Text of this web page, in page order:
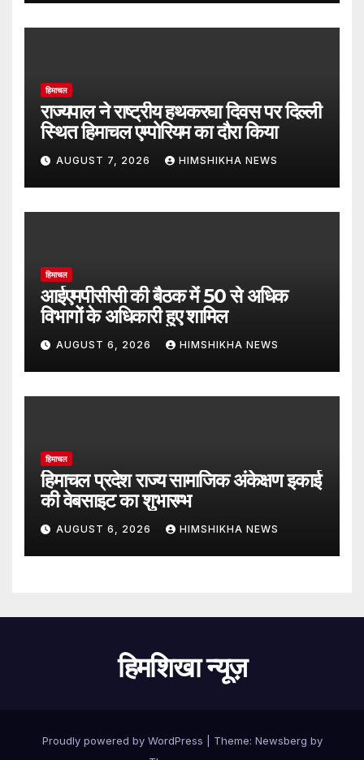
हिमाचल
राज्यपाल ने राष्ट्रीय हथकरघा दिवस पर दिल्ली
स्थित हिमाचल एम्पोरियम का दौरा किया
AUGUST 7, 2026 HIMSHIKHA NEWS
हिमाचल
आईएमपीसीसी की बैठक में 50 से अधिक
विभागों के अधिकारी हुए शामिल
AUGUST 6, 2026 HIMSHIKHA NEWS
हिमाचल
हिमाचल प्रदेश राज्य सामाजिक अंकेक्षण इकाई
की वेबसाइट का शुभारम्भ
AUGUST 6, 2026 HIMSHIKHA NEWS
हिमशिखा न्यूज़
Proudly powered by WordPress Theme: Newsberg by